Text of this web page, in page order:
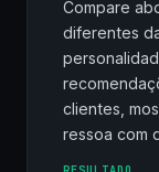
Compare
diferentes
clientes,
ressoa com